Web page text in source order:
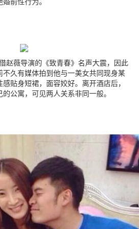
赵薇导演的《致青春》名声大震，因此
久有媒体拍到他与一美女共同现身某
贴身短裙，面容姣好。离开酒店后，
公寓，可见两人关系非同一般。